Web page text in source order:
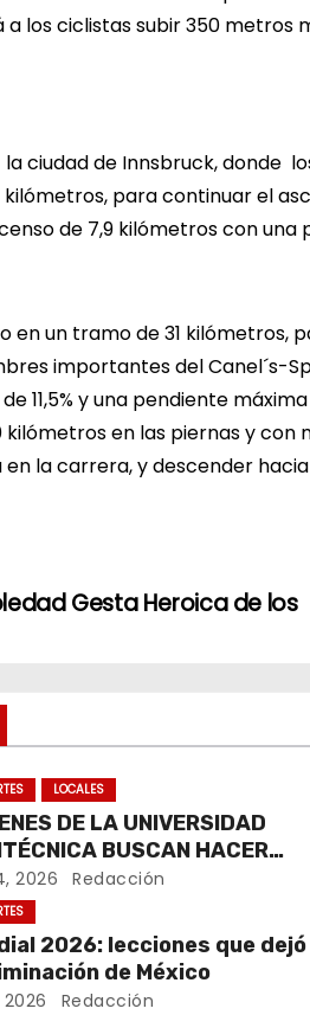
los ciclistas subir 350
ciudad de Innsbruck, donde
para continuar el
de 7,9 kilómetros con una
en un tramo de 31
importantes del Canel´s-
11,5% y una pendiente
en las piernas y
la carrera, y descender
Gesta Heroica de los
LOCALES
DE LA UNIVERSIDAD
BUSCAN HACER
EN MUNDIAL DE
2026 Redacción
2026: lecciones que dejó
de México
Redacción